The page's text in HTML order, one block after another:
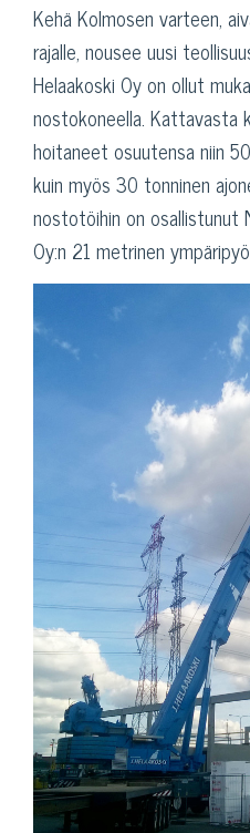
Kehä Kolmosen varteen,
rajalle, nousee uusi
Helaakoski Oy on ollut
nostokoneella. Kattavasta
hoitaneet osuutensa niin
kuin myös 30 tonninen
nostotöihin on osallistunut
Oy:n 21 metrinen